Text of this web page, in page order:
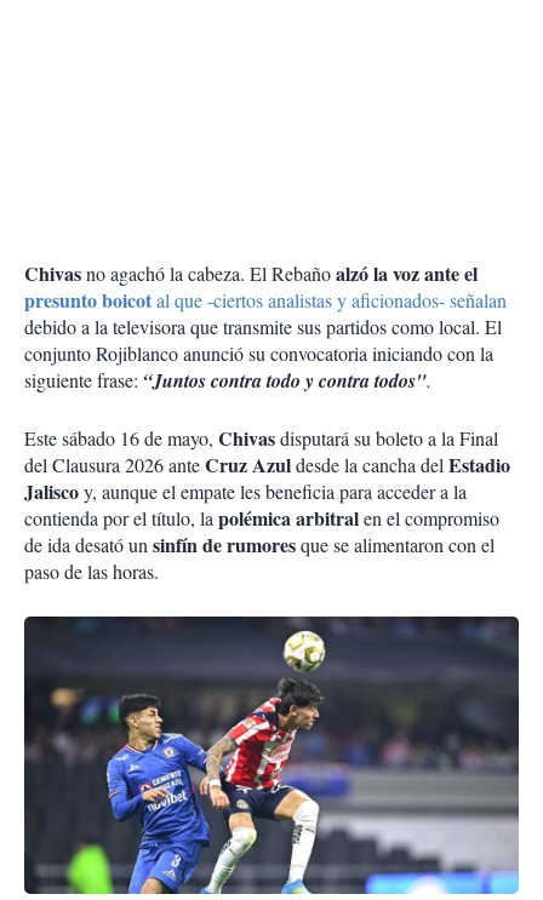
Chivasno agachó la cabeza. El Rebañoalzó la voz ante el
presunto boicotal que -ciertos analistas y aficionados- señalan
debido a la televisora que transmite sus partidos como local. El
conjunto Rojiblanco anunció su convocatoria iniciando con la
siguiente frase: “Juntos contra todo y contra todos".
Este sábado 16 de mayo, Chivasdisputará su boleto a la Final
del Clausura 2026 anteCruz Azuldesde la cancha delEstadio
Jaliscoy, aunque el empate les beneficia para acceder a la
contienda por el título, lapolémica arbitralen el compromiso
de ida desató unsinfín de rumoresque se alimentaron con el
paso de las horas.